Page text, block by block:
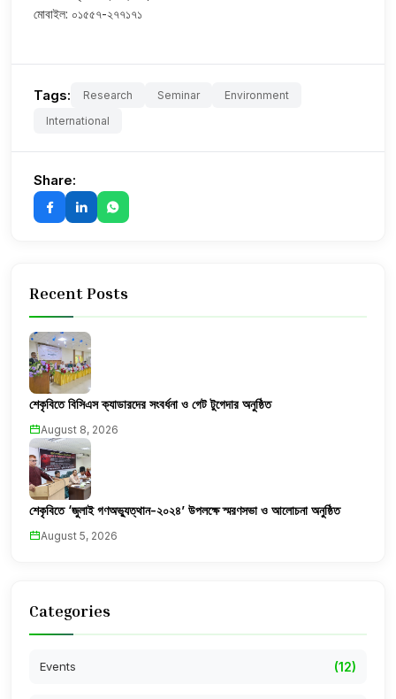
মোবাইল: ০১৫৫৭-২৭৭১৭১
Tags: Research Seminar
Environment
International
Share:
Recent Posts
শেকৃবিতে বিসিএস ক্যাডারদের সংবর্ধনা ও গেট টুগেদার অনুষ্ঠিত
August 8, 2026
শেকৃবিতে ‘জুলাই গণঅভ্যুত্থান-২০২৪’ উপলক্ষে স্মরণসভা ও আলোচনা অনুষ্ঠিত
August 5, 2026
Categories
Events (12)